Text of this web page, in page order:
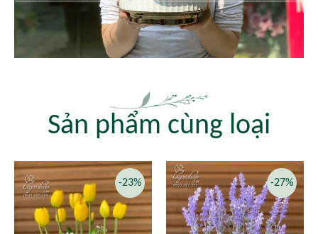
Sản phẩm cùng loại
-23% -27%